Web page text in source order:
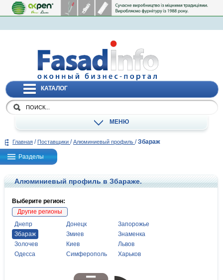
КАТАЛОГ
МЕНЮ
Главная / Поставщики / Алюминиевый профиль / Збараж
Разделы
Алюминиевый профиль в Збараже.
Выберите регион:
Другие регионы
Днепр
Донецк
Запорожье
Збараж
Змиев
Знаменка
Золочев
Киев
Львов
Одесса
Симферополь Харьков